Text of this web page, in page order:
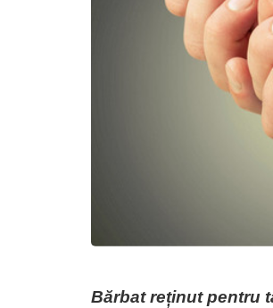
Bărbat reținut pentru